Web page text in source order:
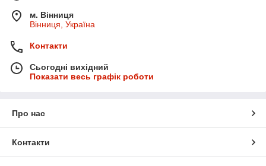
м. Вінниця
Вінниця, Україна
Контакти
Сьогодні вихідний
Показати весь графік роботи
Про нас
Контакти